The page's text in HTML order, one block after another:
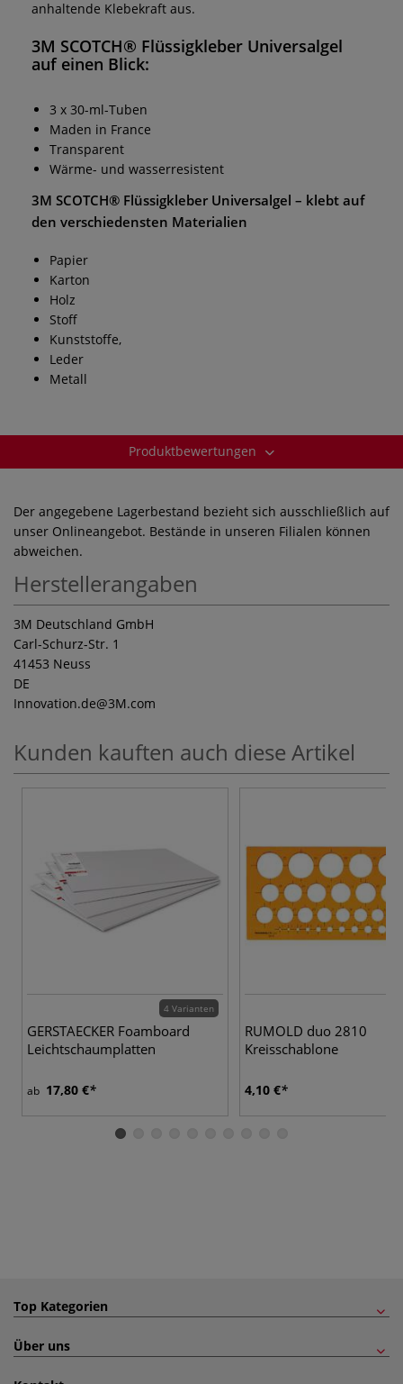
anhaltende Klebekraft aus.
3M SCOTCH® Flüssigkleber Universalgel
auf einen Blick:
3 x 30-ml-Tuben
Maden in France
Transparent
Wärme- und wasserresistent
3M SCOTCH® Flüssigkleber Universalgel – klebt auf
den verschiedensten Materialien
Papier
Karton
Holz
Stoff
Kunststoffe,
Leder
Metall
Produktbewertungen
Der angegebene Lagerbestand bezieht sich ausschließlich auf
unser Onlineangebot. Bestände in unseren Filialen können
abweichen.
Herstellerangaben
3M Deutschland GmbH
Carl-Schurz-Str. 1
41453 Neuss
DE
Innovation.de@3M.com
Kunden kauften auch diese Artikel
4 Varianten
GERSTAECKER Foamboard
Leichtschaumplatten
ab 17,80 €
RUMOLD duo 2810
Kreisschablone
4,10 €
Top Kategorien
Über uns